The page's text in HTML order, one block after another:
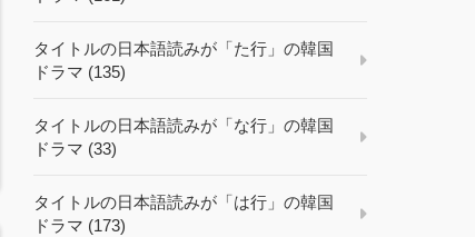
タイトルの日本語読みが「た行」の韓国
ドラマ (135)
タイトルの日本語読みが「な行」の韓国
ドラマ (33)
タイトルの日本語読みが「は行」の韓国
ドラマ (173)